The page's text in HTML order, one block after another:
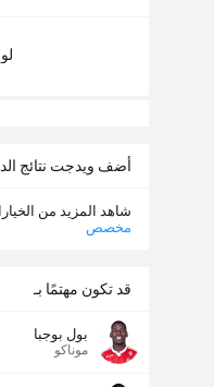
أضف ويدجت نتائج
شاهد المزيد من
مخصص
قد تكون مهتمًا بـ
بول بوجبا
موناكو